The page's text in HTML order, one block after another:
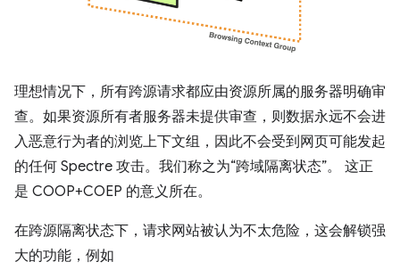
理想情况下，所有跨源请求都应由资源所属的服务器明确审
查。如果资源所有者服务器未提供审查，则数据永远不会进
入恶意行为者的浏览上下文组，因此不会受到网页可能发起
的任何 Spectre 攻击。我们称之为“跨域隔离状态”。 这正
是 COOP+COEP 的意义所在。
在跨源隔离状态下，请求网站被认为不太危险，这会解锁强
大的功能，例如